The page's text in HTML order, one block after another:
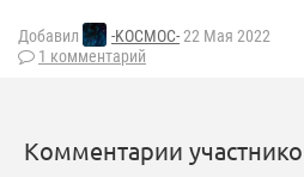
Добавил -KOCMOC-22 Мая 2022
1 комментарий
Комментарии